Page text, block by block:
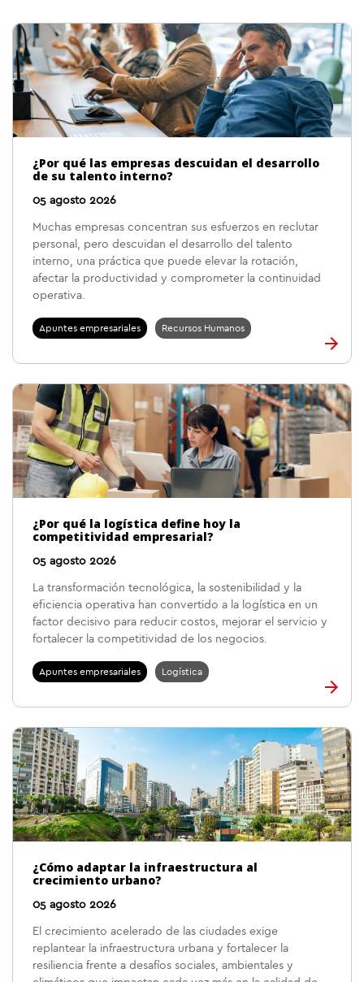
¿Por qué las empresas descuidan el desarrollo
de su talento interno?
05 agosto 2026
Muchas empresas concentran sus esfuerzos en reclutar
personal, pero descuidan el desarrollo del talento
interno, una práctica que puede elevar la rotación,
afectar la productividad y comprometer la continuidad
operativa.
Apuntes empresariales Recursos Humanos
¿Por qué la logística define hoy la
competitividad empresarial?
05 agosto 2026
La transformación tecnológica, la sostenibilidad y la
eficiencia operativa han convertido a la logística en un
factor decisivo para reducir costos, mejorar el servicio y
fortalecer la competitividad de los negocios.
Apuntes empresariales Logística
¿Cómo adaptar la infraestructura al
crecimiento urbano?
05 agosto 2026
El crecimiento acelerado de las ciudades exige
replantear la infraestructura urbana y fortalecer la
resiliencia frente a desafíos sociales, ambientales y